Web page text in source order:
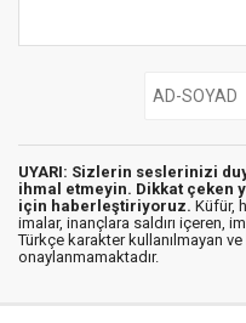
UYARI: Sizlerin seslerinizi
ihmal etmeyin. Dikkat çeken
için haberleştiriyoruz. Küfür,
imalar, inançlara saldırı içeren,
Türkçe karakter kullanılmayan
onaylanmamaktadır.